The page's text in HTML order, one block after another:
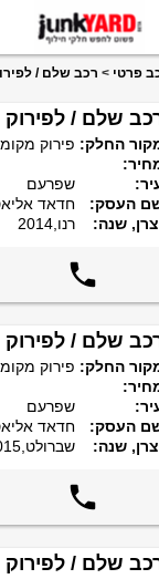
פרטי > רכב שלם /
שלם / לפירוק
החלק: פירוק
שפרעם
העסק:
חדאד
שנה:
רנו,2014

שלם / לפירוק
החלק: פירוק
שפרעם
העסק:
חדאד
שנה:
שברולט,2015

שלם / לפירוק